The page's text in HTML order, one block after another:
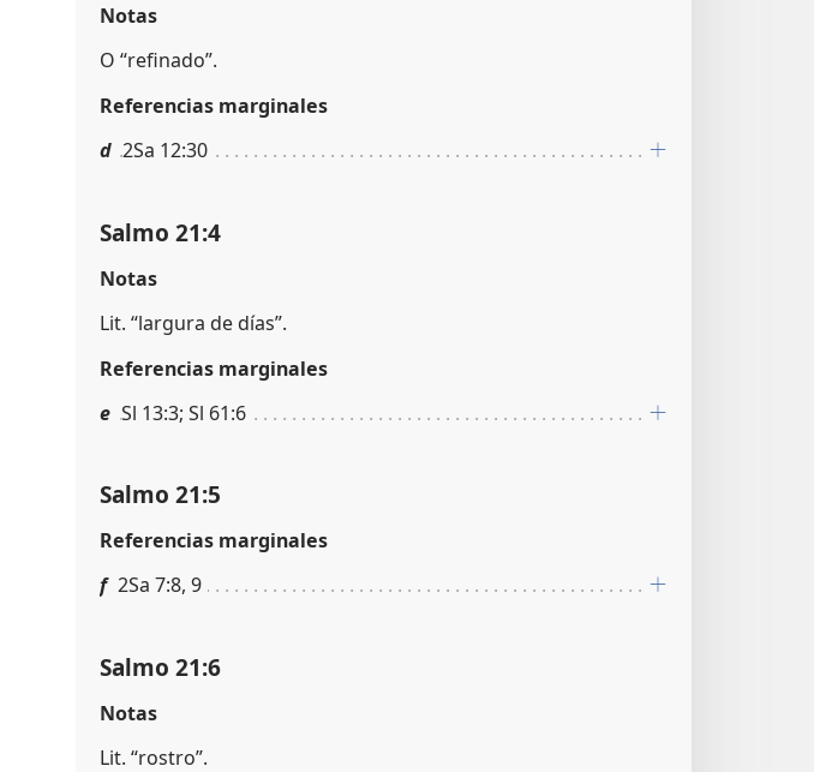
Notas
O “refinado”.
Referencias marginales
d 2Sa 12:30
Salmo 21:4
Notas
Lit. “largura de días”.
Referencias marginales
e Sl 13:3; Sl 61:6
Salmo 21:5
Referencias marginales
f 2Sa 7:8, 9
Salmo 21:6
Notas
Lit. “rostro”.